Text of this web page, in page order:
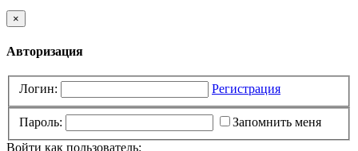
×
Авторизация
Логин: Регистрация
Пароль:
Запомнить меня
Войти как пользователь: